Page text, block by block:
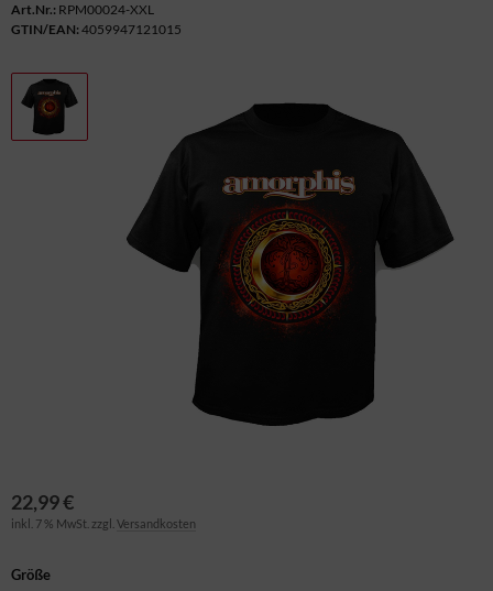
Art.Nr.: RPM00024-XXL
GTIN/EAN: 4059947121015
22,99 €
inkl. 7 % MwSt. zzgl. Versandkosten
Größe